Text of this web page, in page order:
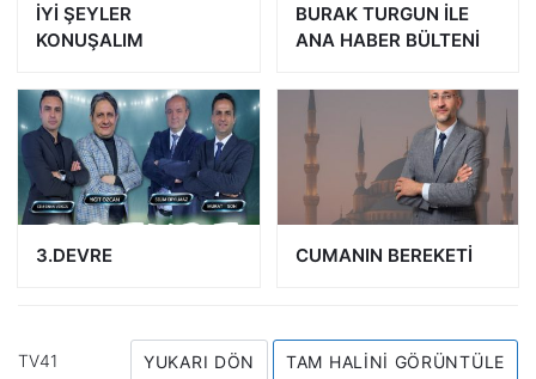
İYİ ŞEYLER
KONUŞALIM
BURAK TURGUN İLE
ANA HABER BÜLTENİ
3.DEVRE CUMANIN BEREKETİ
TV41 YUKARI DÖN TAM HALINI GÖRÜNTÜLE